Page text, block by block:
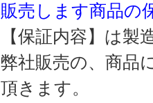
販売します商品の
【保証内容】は
弊社販売の、商品
頂きます。